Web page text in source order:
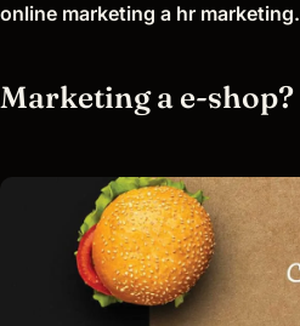
online marketing a hr marketing.
Marketing a e-shop?